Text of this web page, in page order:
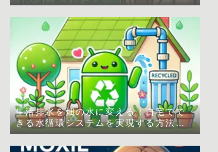
生活排水を畑の水に変える！自宅でで
きる水循環システムを実現する方法
は？